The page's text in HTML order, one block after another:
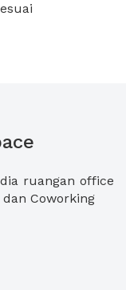
dan Coworking